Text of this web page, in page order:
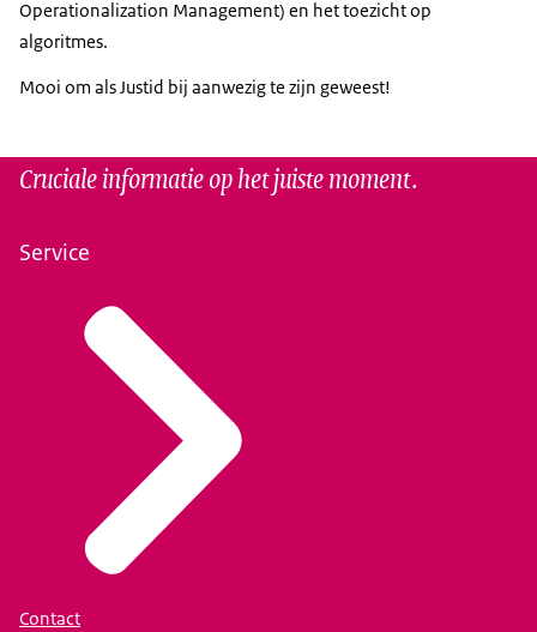
Operationalization Management) en het toezicht op
algoritmes.
Mooi om als Justid bij aanwezig te zijn geweest!
Cruciale informatie op het juiste moment.
Service
Contact